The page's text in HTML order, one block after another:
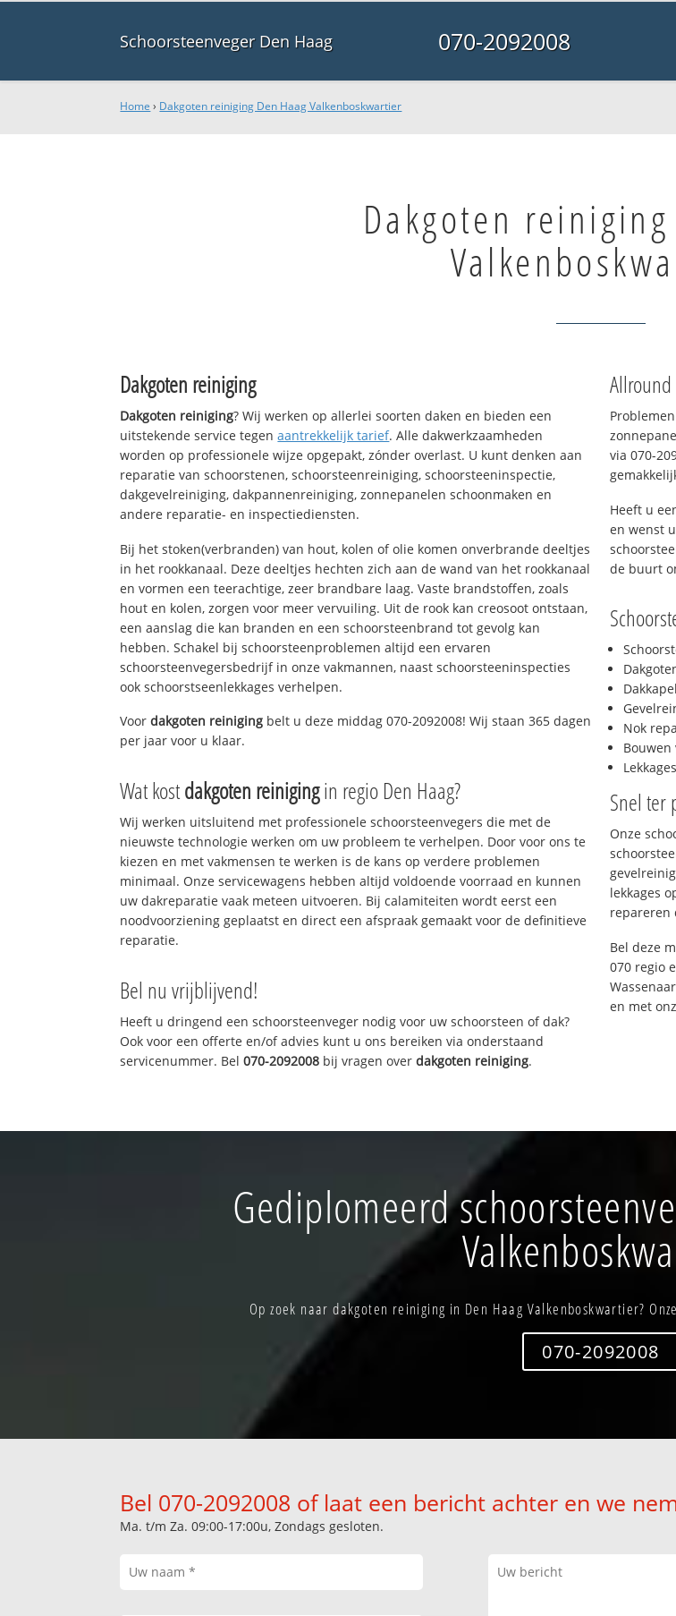
Schoorsteenveger Den Haag 070-2092008
Home › Dakgoten reiniging Den Haag Valkenboskwartier
Dakgoten reiniging
Dakgoten reiniging
Dakgoten reiniging? Wij werken op allerlei soorten daken en bieden een
uitstekende service tegenaantrekkelijk tarief. Alle dakwerkzaamheden
worden op professionele wijze opgepakt, zónder overlast. U kunt denken aan
reparatie van schoorstenen, schoorsteenreiniging, schoorsteeninspectie,
dakgevelreiniging, dakpannenreiniging, zonnepanelen schoonmaken en
andere reparatie- en inspectiediensten.
Bij het stoken(verbranden) van hout, kolen of olie komen onverbrande deeltjes
in het rookkanaal. Deze deeltjes hechten zich aan de wand van het rookkanaal
en vormen een teerachtige, zeer brandbare laag. Vaste brandstoffen, zoals
hout en kolen, zorgen voor meer vervuiling. Uit de rook kan creosoot ontstaan,
een aanslag die kan branden en een schoorsteenbrand tot gevolg kan
hebben. Schakel bij schoorsteenproblemen altijd een ervaren
schoorsteenvegersbedrijf in onze vakmannen, naast schoorsteeninspecties
ook schoorstseenlekkages verhelpen.
Voordakgoten reiniging belt u deze middag 070-2092008! Wij staan 365 dagen
per jaar voor u klaar.
Wat kostdakgoten reinigingin regio Den Haag?
Wij werken uitsluitend met professionele schoorsteenvegers die met de
nieuwste technologie werken om uw probleem te verhelpen. Door voor ons te
kiezen en met vakmensen te werken is de kans op verdere problemen
minimaal. Onze servicewagens hebben altijd voldoende voorraad en kunnen
uw dakreparatie vaak meteen uitvoeren. Bij calamiteiten wordt eerst een
noodvoorziening geplaatst en direct een afspraak gemaakt voor de definitieve
reparatie.
Bel nu vrijblijvend!
Heeft u dringend een schoorsteenveger nodig voor uw schoorsteen of dak?
Ook voor een offerte en/of advies kunt u ons bereiken via onderstaand
servicenummer. Bel070-2092008 bij vragen overdakgoten reiniging.
via 070-
Heeft u
en wenst
de buurt
Nok
Bouwen
Snel ter
Onze
lekkages
repareren
Bel deze
070 regio
en met
Gediplomeerd
Op zoek naar dakgoten reiniging in Den Haag Valkenboskwartier?
070-2092008
Bel 070-2092008 of laat een bericht achter en we
Ma. t/m Za. 09:00-17:00u, Zondags gesloten.